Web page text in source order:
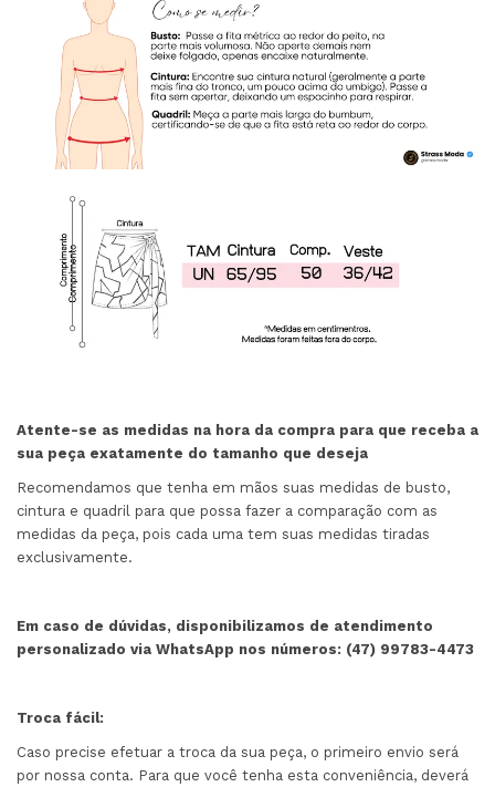
Atente-se as medidas na hora da compra para que receba a
sua peça exatamente do tamanho que deseja
Recomendamos que tenha em mãos suas medidas de busto,
cintura e quadril para que possa fazer a comparação com as
medidas da peça, pois cada uma tem suas medidas tiradas
exclusivamente.
Em caso de dúvidas, disponibilizamos de atendimento
personalizado via WhatsApp nos números: (47) 99783-4473
Troca fácil:
Caso precise efetuar a troca da sua peça, o primeiro envio será
por nossa conta. Para que você tenha esta conveniência, deverá